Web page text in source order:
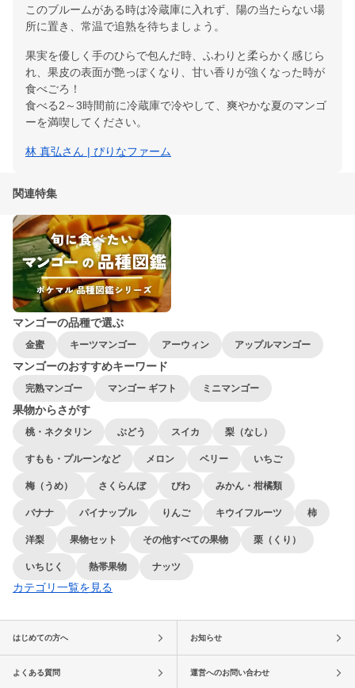
このブルームがある時は冷蔵庫に入れず、陽の当たらない場
所に置き、常温で追熟を待ちましょう。
果実を優しく手のひらで包んだ時、ふわりと柔らかく感じら
れ、果皮の表面が艶っぽくなり、甘い香りが強くなった時が
食べごろ！
食べる2～3時間前に冷蔵庫で冷やして、爽やかな夏のマンゴ
ーを満喫してください。
林 真弘さん | ぴりなファーム
関連特集
マンゴーの品種で選ぶ
金蜜 キーツマンゴー アーウィン アップルマンゴー
マンゴーのおすすめキーワード
完熟マンゴー マンゴー ギフト ミニマンゴー
果物からさがす
桃・ネクタリン ぶどう スイカ 梨（なし）
すもも・プルーンなど メロン ベリー いちご
梅（うめ） さくらんぼ びわ みかん・柑橘類
バナナ パイナップル りんご キウイフルーツ 柿
洋梨 果物セット その他すべての果物 栗（くり）
いちじく 熱帯果物 ナッツ
カテゴリ一覧を見る
はじめての方へ お知らせ
よくある質問 運営へのお問い合わせ